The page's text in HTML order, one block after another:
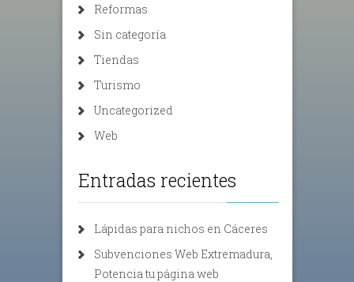
Reformas
Sin categoría
Tiendas
Turismo
Uncategorized
Web
Entradas recientes
Lápidas para nichos en Cáceres
Subvenciones Web Extremadura,
Potencia tu página web